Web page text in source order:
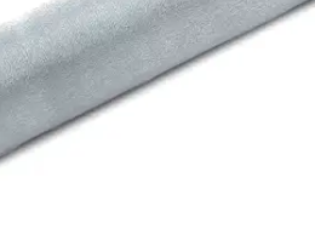
tuotetietoihin?
tuotetiedoissa on puutteita tai niitä